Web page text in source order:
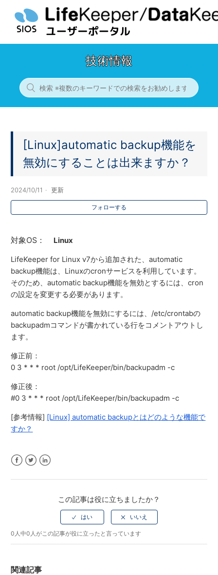
技術情報
[Linux]automatic backup機能を
無効にすることは出来ますか？
2024/10/11 更新
フォローする
対象OS： Linux
LifeKeeper for Linux v7から追加された、automatic
backup機能は、Linuxのcronサービスを利用しています。
そのため、automatic backup機能を無効とするには、cron
の設定を変更する必要があります。
automatic backup機能を無効にするには、/etc/crontabの
backupadmコマンドが書かれている行をコメントアウトし
ます。
修正前：
0 3 * * * root /opt/LifeKeeper/bin/backupadm -c
修正後：
#0 3 * * * root /opt/LifeKeeper/bin/backupadm -c
[参考情報] [Linux] automatic backupとはどのような機能で
すか？
この記事は役に立ちましたか？
0人中0人がこの記事が役に立ったと言っています
関連記事